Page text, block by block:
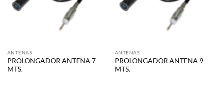
ANTENAS
PROLONGADOR ANTENA 7
MTS.
ANTENAS
PROLONGADOR ANTENA 9
MTS.